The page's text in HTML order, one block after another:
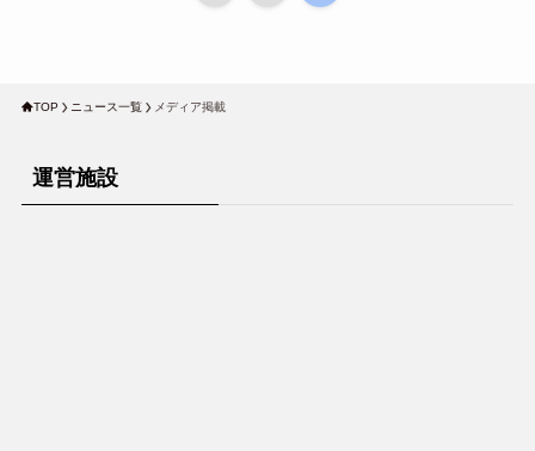
TOP ニュース一覧 メディア掲載
運営施設